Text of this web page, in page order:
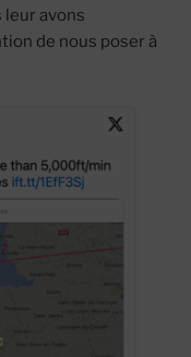
leur avons
de nous poser à